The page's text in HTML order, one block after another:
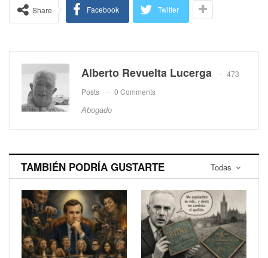
Share Facebook Twitter
Alberto Revuelta Lucerga
473
Posts
0 Comments
Abogado
Todas
TAMBIÉN PODRÍA GUSTARTE